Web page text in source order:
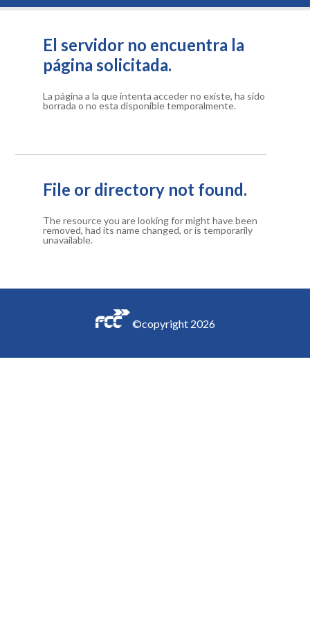
El servidor no encuentra la
página solicitada.
La página a la que intenta acceder no existe, ha sido
borrada o no esta disponible temporalmente.
File or directory not found.
The resource you are looking for might have been
removed, had its name changed, or is temporarily
unavailable.
©copyright 2026